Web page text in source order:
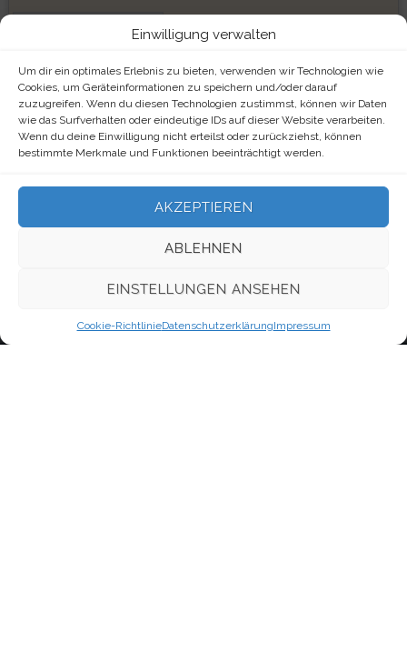
Einwilligung verwalten
Um dir ein optimales Erlebnis zu bieten, verwenden wir Technologien wie
Cookies, um Geräteinformationen zu speichern und/oder darauf
zuzugreifen. Wenn du diesen Technologien zustimmst, können wir Daten
wie das Surfverhalten oder eindeutige IDs auf dieser Website verarbeiten.
Wenn du deine Einwilligung nicht erteilst oder zurückziehst, können
bestimmte Merkmale und Funktionen beeinträchtigt werden.
AKZEPTIEREN
ABLEHNEN
EINSTELLUNGEN ANSEHEN
Cookie-RichtlinieDatenschutzerklärungImpressum
Archiv
META
Eintrags-Feed
Kommentar-Feed